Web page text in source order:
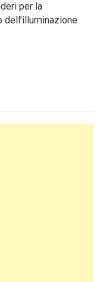
per la
dell’illuminazione